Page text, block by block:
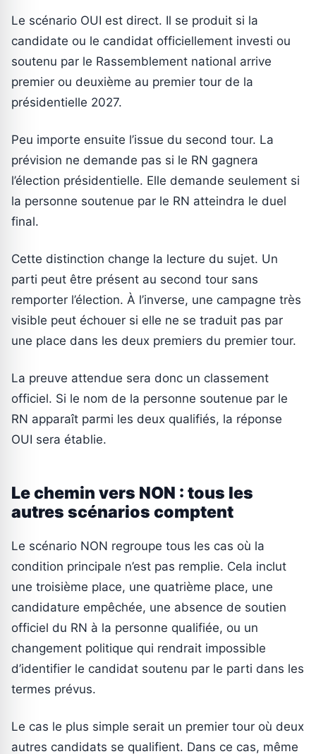
Le scénario OUI est direct. Il se produit si la
candidate ou le candidat officiellement investi ou
soutenu par le Rassemblement national arrive
premier ou deuxième au premier tour de la
présidentielle 2027.
Peu importe ensuite l’issue du second tour. La
prévision ne demande pas si le RN gagnera
l’élection présidentielle. Elle demande seulement si
la personne soutenue par le RN atteindra le duel
final.
Cette distinction change la lecture du sujet. Un
parti peut être présent au second tour sans
remporter l’élection. À l’inverse, une campagne très
visible peut échouer si elle ne se traduit pas par
une place dans les deux premiers du premier tour.
La preuve attendue sera donc un classement
officiel. Si le nom de la personne soutenue par le
RN apparaît parmi les deux qualifiés, la réponse
OUI sera établie.
Le chemin vers NON : tous les
autres scénarios comptent
Le scénario NON regroupe tous les cas où la
condition principale n’est pas remplie. Cela inclut
une troisième place, une quatrième place, une
candidature empêchée, une absence de soutien
officiel du RN à la personne qualifiée, ou un
changement politique qui rendrait impossible
d’identifier le candidat soutenu par le parti dans les
termes prévus.
Le cas le plus simple serait un premier tour où deux
autres candidats se qualifient. Dans ce cas, même